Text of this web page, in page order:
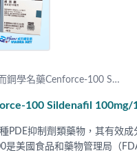
鋼學名藥Cenforce-100 S…
100 Sildenafil 100mg/
PDE抑制劑類藥物，其有效成
是美國食品和藥物管理局（